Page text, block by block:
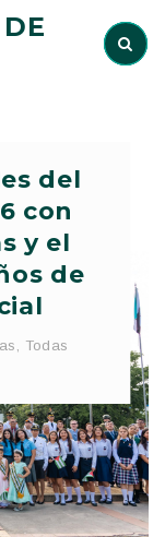
del
con
y el
de
Todas